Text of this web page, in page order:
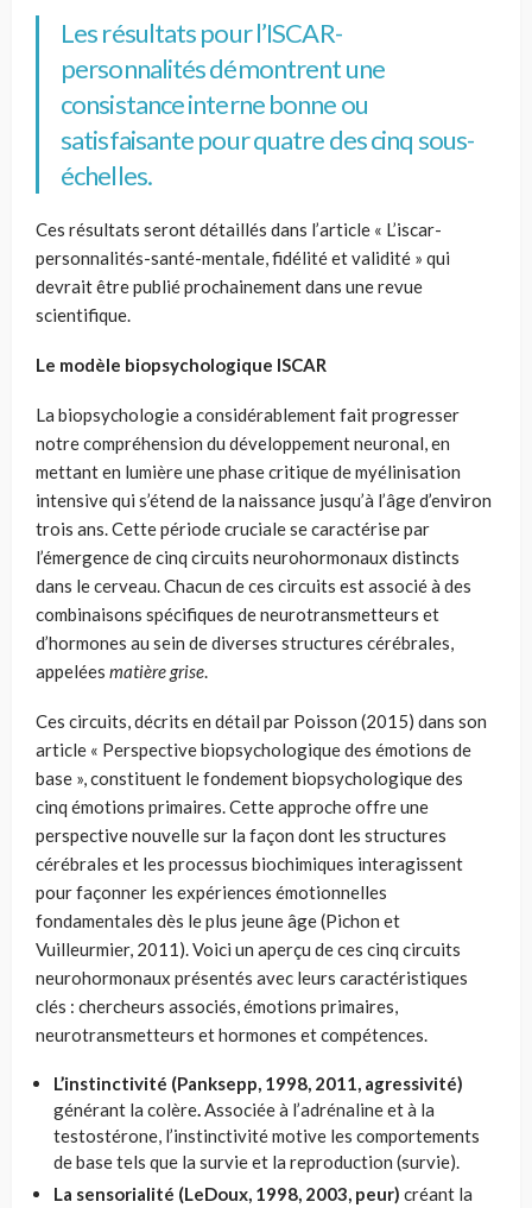
Les résultats pour l’ISCAR-
personnalités démontrent une
consistance interne bonne ou
satisfaisante pour quatre des cinq sous-
échelles.
Ces résultats seront détaillés dans l’article « L’iscar-
personnalités-santé-mentale, fidélité et validité » qui
devrait être publié prochainement dans une revue
scientifique.
Le modèle biopsychologique ISCAR
La biopsychologie a considérablement fait progresser
notre compréhension du développement neuronal, en
mettant en lumière une phase critique de myélinisation
intensive qui s’étend de la naissance jusqu’à l’âge d’environ
trois ans. Cette période cruciale se caractérise par
l’émergence de cinq circuits neurohormonaux distincts
dans le cerveau. Chacun de ces circuits est associé à des
combinaisons spécifiques de neurotransmetteurs et
d’hormones au sein de diverses structures cérébrales,
appelées matière grise.
Ces circuits, décrits en détail par Poisson (2015) dans son
article « Perspective biopsychologique des émotions de
base », constituent le fondement biopsychologique des
cinq émotions primaires. Cette approche offre une
perspective nouvelle sur la façon dont les structures
cérébrales et les processus biochimiques interagissent
pour façonner les expériences émotionnelles
fondamentales dès le plus jeune âge (Pichon et
Vuilleurmier, 2011). Voici un aperçu de ces cinq circuits
neurohormonaux présentés avec leurs caractéristiques
clés : chercheurs associés, émotions primaires,
neurotransmetteurs et hormones et compétences.
L’instinctivité (Panksepp, 1998, 2011, agressivité)
générant la colère.Associée à l’adrénaline et à la
testostérone, l’instinctivité motive les comportements
de base tels que la survie et la reproduction (survie).
La sensorialité (LeDoux, 1998, 2003, peur) créant la